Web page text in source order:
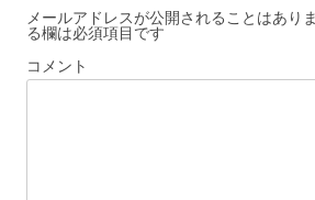
ー
シ
ョ
メールアドレスが公開されることはありま
る欄は必須項目です
コメント